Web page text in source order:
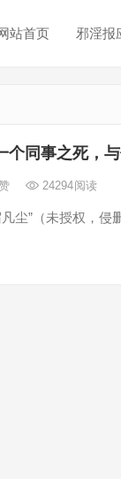
站首页 邪淫报
个同事之死，
24294阅读
尘”（未授权，